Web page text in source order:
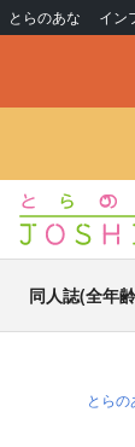
とらのあな イン
同人誌(全年
とらの